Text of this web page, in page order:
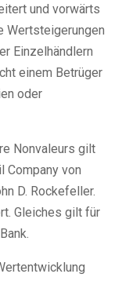
und vorwärts
Wertsteigerungen
Einzelhändlern
einem Betrüger
oder
Nonvaleurs gilt
Company von
D. Rockefeller.
Gleiches gilt für